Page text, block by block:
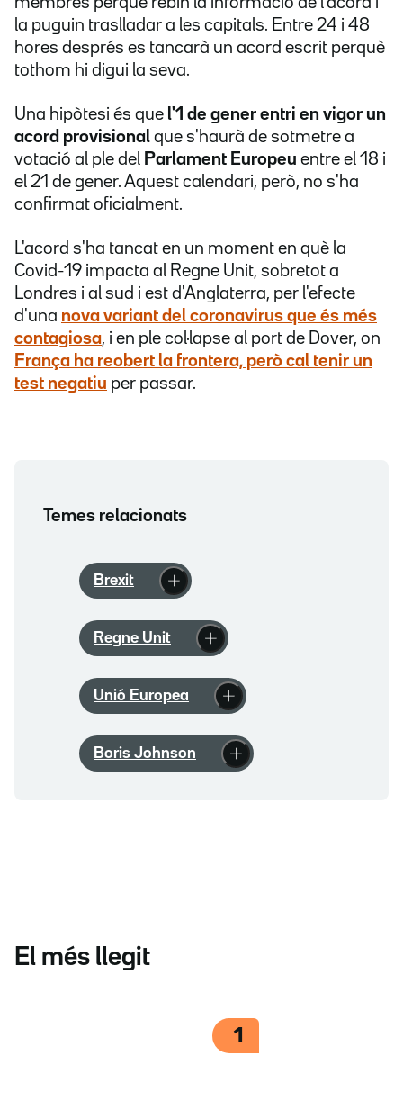
la puguin traslladar a les capitals. Entre 24 i 48
hores després es tancarà un acord escrit perquè
tothom hi digui la seva.
Una hipòtesi és que l'1 de gener entri en vigor un
acord provisional que s'haurà de sotmetre a
votació al ple del Parlament Europeu entre el 18 i
el 21 de gener. Aquest calendari, però, no s'ha
confirmat oficialment.
L'acord s'ha tancat en un moment en què la
Covid-19 impacta al Regne Unit, sobretot a
Londres i al sud i est d'Anglaterra, per l'efecte
d'una nova variant del coronavirus que és més
contagiosa, i en ple col·lapse al port de Dover, on
França ha reobert la frontera, però cal tenir un
test negatiu per passar.
Temes relacionats
Brexit
Regne Unit
Unió Europea
Boris Johnson
El més llegit
1